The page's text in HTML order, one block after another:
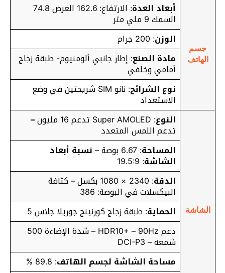
جسم
الهاتف
أبعاد العدة : الارتفاع: 162.6 العرض 74.8
السمك 9 ملي متر
الوزن: 200 جرام
مادة الصنع: إطار جانبي ألومنيوم- طبقة زجاج
أمامي وخلفي
نوع الشرائح
: نانو SIM شريحتين في وضع
الاستعداد
الشاشة
النوع: Super AMOLED تدعم 16 مليون –
تدعم اللمس المتعدد
المساحة: 6.67 بوصة – نسبة أبعاد
الشاشة: 19.5:9
الدقة
: 2340 × 1080 بكسل – كثافة
البيكسلات في البوصة: 386
الحماية: طبقة زجاج كورنينج جوريلا جلاس 5
دعم HDR10+ – 90Hz – شدة الإضاءة 500
شمعه – DCI-P3
مساحة الشاشة لجسم الهاتف: 89.8 %